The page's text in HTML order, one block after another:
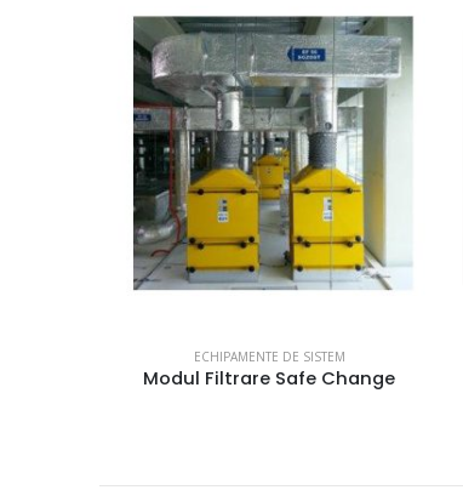
ECHIPAMENTE DE SISTEM
Grila portfiltru SOP